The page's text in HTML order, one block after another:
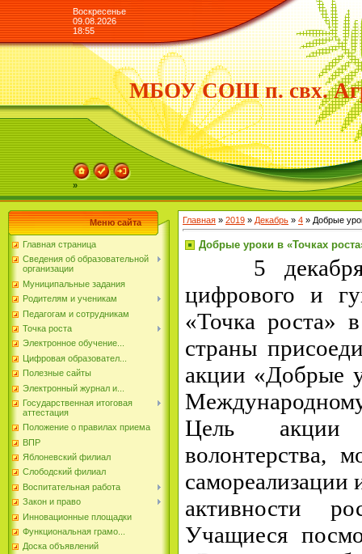
Воскресенье
09.08.2026
18:55
МБОУ СОШ п. свх.
»
Меню сайта
Главная страница
Сведения об образовательной
организации
Муниципальные задания
Родителям и ученикам
Педагогам и сотрудникам
Точка роста
Электронное обучение...
Цифровая образовател...
Полезные сайты
Электронный журнал и...
Государственная итоговая
аттестация
Положение о правилах приема
ВПР
Яблоневский филиал
Слободский филиал
Воспитательная работа
Закон и право
Инновационные площадки
Функциональная грамо...
Доска объявлений
Главная » 2019 » Декабрь » 4 » Добрые
Добрые уроки в «Точках
5
цифрового и
«Точка роста»
страны
акции «Добрые
Цель акции
волонтерства,
самореализации
активности
Учащиеся